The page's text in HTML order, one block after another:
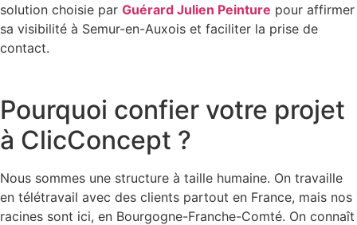
solution choisie par Guérard Julien Peinture pour affirmer
sa visibilité à Semur-en-Auxois et faciliter la prise de
contact.
Pourquoi confier votre projet
à ClicConcept ?
Nous sommes une structure à taille humaine. On travaille
en télétravail avec des clients partout en France, mais nos
racines sont ici, en Bourgogne-Franche-Comté. On connaît